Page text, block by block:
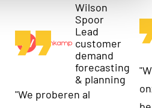
Wilson
Spoor
Lead
customer
demand
forecasting
& planning
"We proberen al